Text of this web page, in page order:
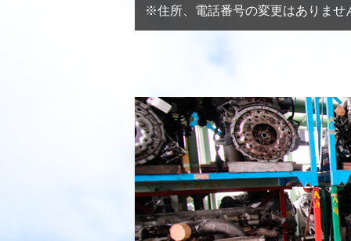
※住所、電話番号の変更はありませ